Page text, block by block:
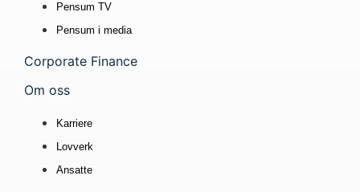
Pensum TV
Pensum i media
Corporate Finance
Om oss
Karriere
Lovverk
Ansatte